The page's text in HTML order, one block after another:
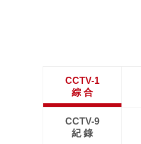
CCTV-1
綜 合
CCTV-9
紀 錄